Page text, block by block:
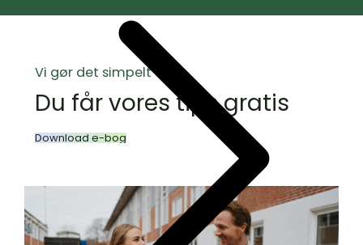
Vi gør det simpelt
Du får vores tips gratis
Download e-bog